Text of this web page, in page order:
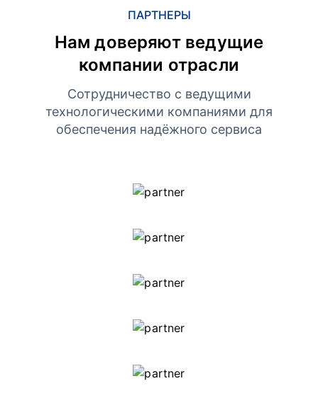
ПАРТНЕРЫ
Нам доверяют ведущие
компании отрасли
Сотрудничество с ведущими
технологическими компаниями для
обеспечения надёжного сервиса